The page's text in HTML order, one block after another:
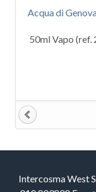
Acqua di
50ml Vapo (ref.
Intercosma West